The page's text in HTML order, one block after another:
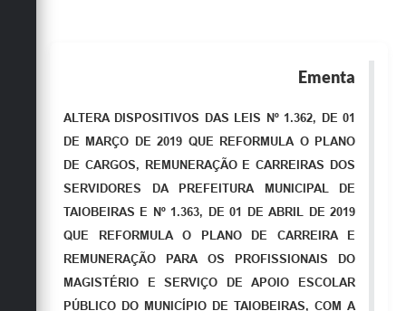
Telefones Úteis
Contato
Sala M. do Empreendedor
Secretarias
Ementa
ALTERA DISPOSITIVOS DAS LEIS Nº 1.362, DE 01
DE MARÇO DE 2019 QUE REFORMULA O PLANO
DE CARGOS, REMUNERAÇÃO E CARREIRAS DOS
SERVIDORES DA PREFEITURA MUNICIPAL DE
TAIOBEIRAS E Nº 1.363, DE 01 DE ABRIL DE 2019
QUE REFORMULA O PLANO DE CARREIRA E
REMUNERAÇÃO PARA OS PROFISSIONAIS DO
MAGISTÉRIO E SERVIÇO DE APOIO ESCOLAR
PÚBLICO DO MUNICÍPIO DE TAIOBEIRAS, COM A